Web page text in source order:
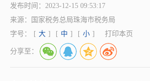
发布时间： 2023-12-15 09:53:17
来源：
国家税务总局珠海市税务局
字号：
[ 大 ] [ 中 ] [ 小 ] 打印本页
分享至：